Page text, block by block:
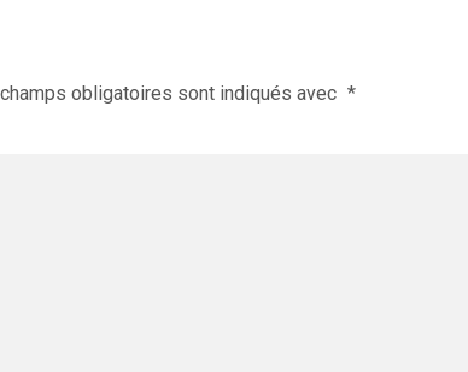
obligatoires sont indiqués avec *